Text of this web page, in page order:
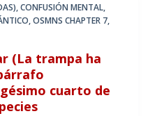
,CONFUSIÓN MENTAL,
,OSMNS CHAPTER 7,
(La trampa ha
cuarto de